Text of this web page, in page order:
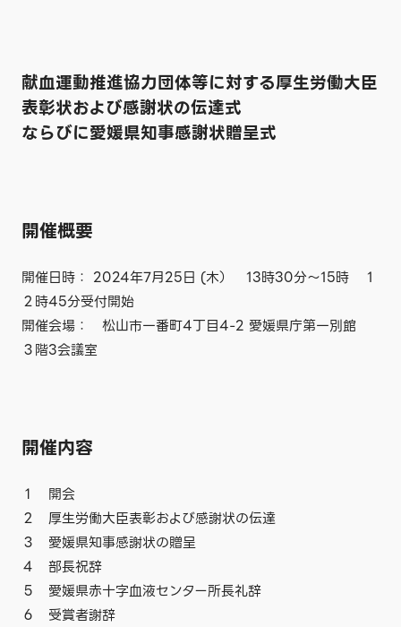
献血運動推進協力団体等に対する厚生労働大臣
表彰状および感謝状の伝達式
ならびに愛媛県知事感謝状贈呈式
開催概要
開催日時： 2024年7月25日 (木） 13時30分～15時 1
２時45分受付開始
開催会場： 松山市一番町4丁目4-2 愛媛県庁第一別館
３階3会議室
開催内容
１ 開会
２ 厚生労働大臣表彰および感謝状の伝達
３ 愛媛県知事感謝状の贈呈
４ 部長祝辞
５ 愛媛県赤十字血液センター所長礼辞
６ 受賞者謝辞